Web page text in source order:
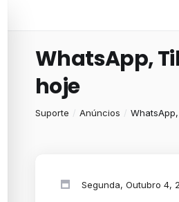
WhatsApp,
hoje
Suporte Anúncios
Segunda, Outubro 4,